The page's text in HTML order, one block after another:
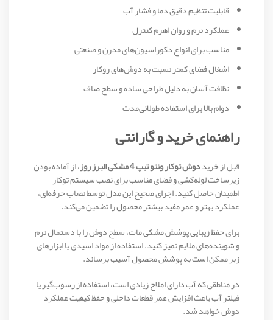
قابلیت تنظیم دقیق دما و فشار آب
عملکرد نرم و روان اهرم کنترل
مناسب برای انواع دکوراسیون‌های مدرن و صنعتی
اشغال فضای کمتر نسبت به دوش‌های روکار
نظافت آسان به دلیل طراحی ساده و سطح صاف
دوام بالا برای استفاده طولانی‌مدت
راهنمای خرید و گارانتی
قبل از خریددوش توکار ونتو تیپ 4 مشکی البرز روز ، از آماده بودن
زیرساخت لوله‌کشی و فضای مناسب برای نصب سیستم توکار
اطمینان حاصل کنید. اجرای صحیح این مدل توسط نصاب حرفه‌ای،
عملکرد بهتر و عمر مفید بیشتر محصول را تضمین می‌کند.
برای حفظ زیبایی پوشش مشکی مات، سطح دوش را با دستمال نرم
و شوینده‌های ملایم تمیز کنید. استفاده از مواد اسیدی یا ابزارهای
زبر ممکن است به پوشش محصول آسیب برساند.
در مناطقی که آب دارای املاح زیادی است، استفاده از رسوب‌گیر یا
فیلتر آب باعث افزایش عمر قطعات داخلی و حفظ کیفیت عملکرد
دوش خواهد شد.